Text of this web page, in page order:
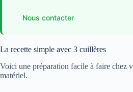
Nous contacter
La recette simple avec 3 cuillères
Voici une préparation facile à faire chez
matériel.